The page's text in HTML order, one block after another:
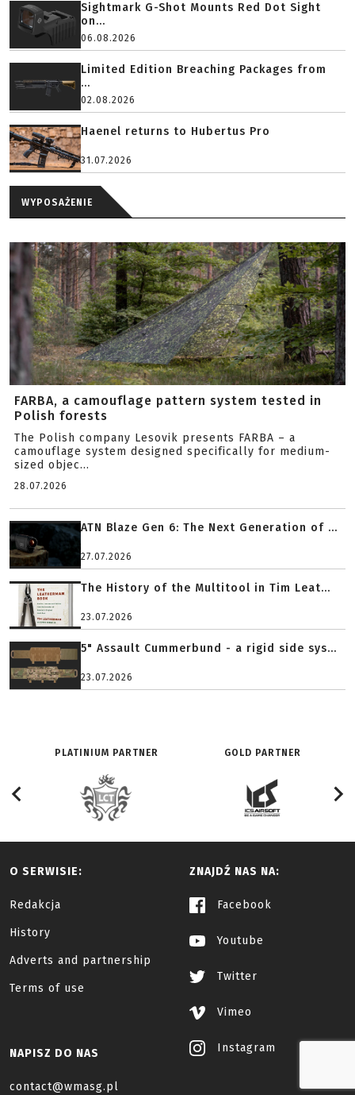
Sightmark G-Shot Mounts Red Dot Sight
on...
06.08.2026
Limited Edition Breaching Packages from
...
02.08.2026
Haenel returns to Hubertus Pro
31.07.2026
WYPOSAŻENIE
FARBA, a camouflage pattern system tested in
Polish forests
The Polish company Lesovik presents FARBA – a
camouflage system designed specifically for medium-
sized objec...
28.07.2026
ATN Blaze Gen 6: The Next Generation of ...
27.07.2026
The History of the Multitool in Tim Leat...
23.07.2026
5" Assault Cummerbund - a rigid side sys...
23.07.2026
PLATINIUM PARTNER GOLD PARTNER
O SERWISIE:
Redakcja
History
Adverts and partnership
Terms of use
ZNAJDŹ NAS NA:
Facebook
Youtube
Twitter
Vimeo
Instagram
NAPISZ DO NAS
contact@wmasg.pl